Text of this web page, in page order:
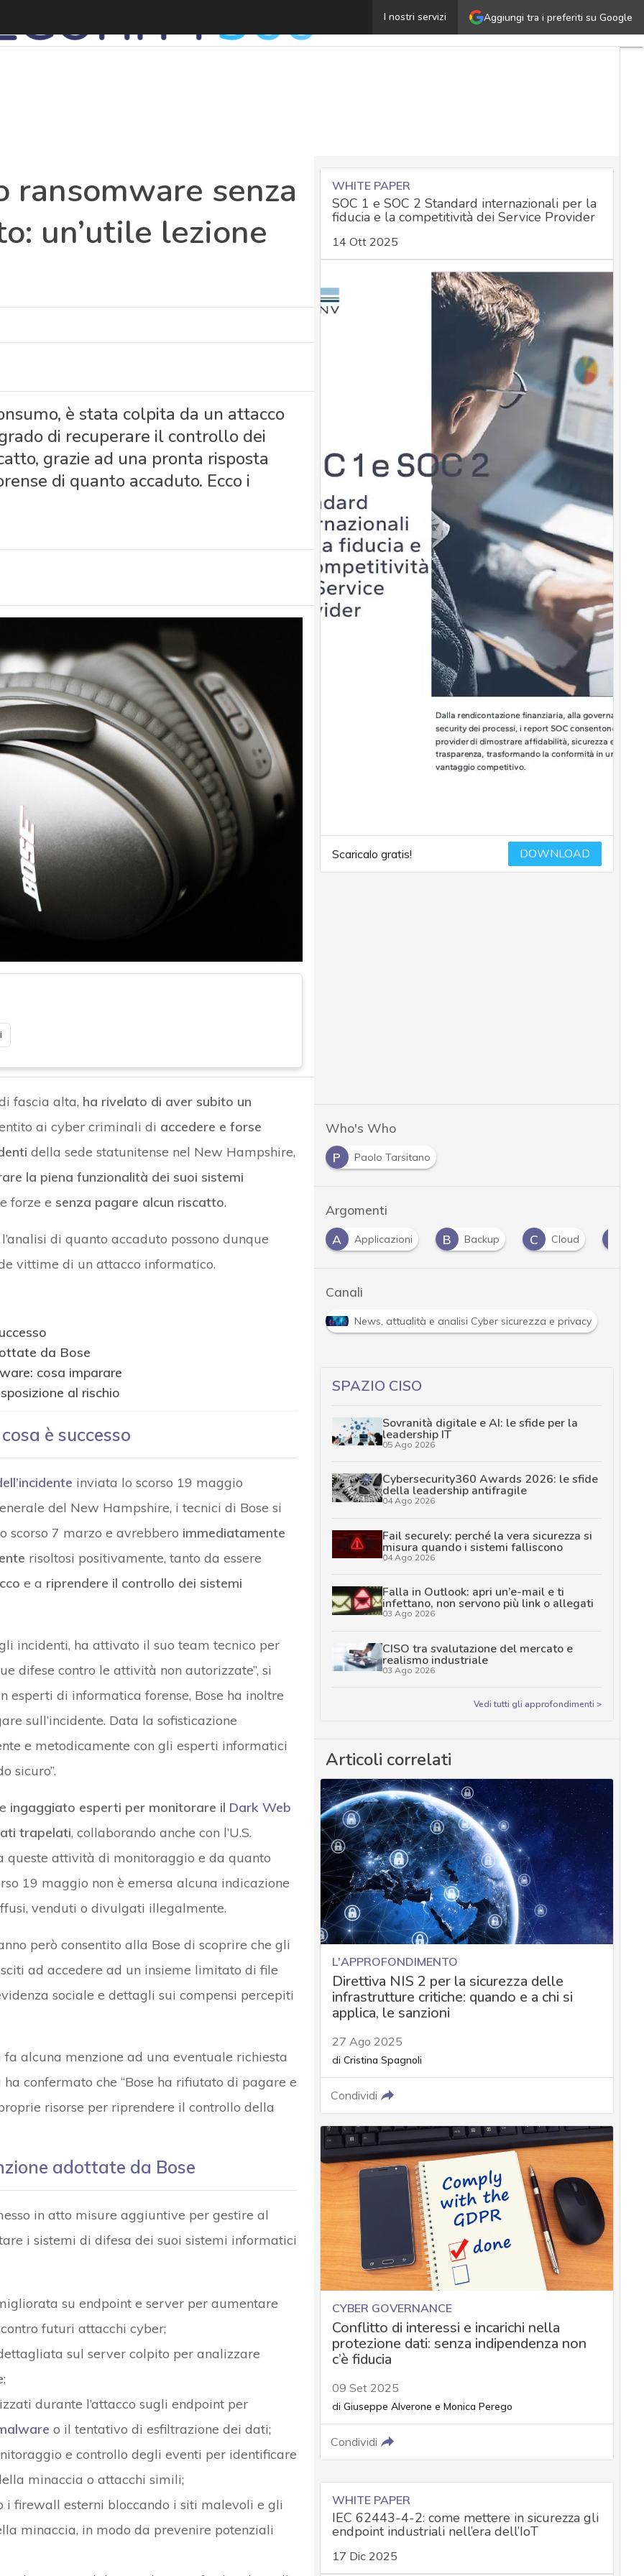
Aggiungi tra i preferiti su Google
I nostri servizi
Bose sventa attacco ransomware senza pagare alcun
ransomware senza
un’utile lezione
è stata colpita da un attacco
di recuperare il controllo dei
grazie ad una pronta risposta
di quanto accaduto. Ecco i
fascia alta, ha rivelato di aver subito un
ai cyber criminali di accedere e forse
della sede statunitense nel New Hampshire,
la piena funzionalità dei suoi sistemi
forze e senza pagare alcun riscatto.
di quanto accaduto possono dunque
vittime di un attacco informatico.
da Bose
cosa imparare
al rischio
è successo
inviata lo scorso 19 maggio
del New Hampshire, i tecnici di Bose si
scorso 7 marzo e avrebbero immediatamente
risoltosi positivamente, tanto da essere
e a riprendere il controllo dei sistemi
incidenti, ha attivato il suo team tecnico per
difese contro le attività non autorizzate”, si
esperti di informatica forense, Bose ha inoltre
sull’incidente. Data la sofisticazione
e metodicamente con gli esperti informatici
sicuro”.
ingaggiato esperti per monitorare il Dark Web
trapelati, collaborando anche con l’U.S.
queste attività di monitoraggio e da quanto
19 maggio non è emersa alcuna indicazione
venduti o divulgati illegalmente.
però consentito alla Bose di scoprire che gli
ad accedere ad un insieme limitato di file
sociale e dettagli sui compensi percepiti
fa alcuna menzione ad una eventuale richiesta
confermato che “Bose ha rifiutato di pagare e
risorse per riprendere il controllo della
adottate da Bose
in atto misure aggiuntive per gestire al
i sistemi di difesa dei suoi sistemi informatici
su endpoint e server per aumentare
futuri attacchi cyber;
sul server colpito per analizzare
durante l’attacco sugli endpoint per
o il tentativo di esfiltrazione dei dati;
e controllo degli eventi per identificare
minaccia o attacchi simili;
i firewall esterni bloccando i siti malevoli e gli
minaccia, in modo da prevenire potenziali
WHITE PAPER
SOC 1 e SOC 2 Standard internazionali per la
fiducia e la competitività dei Service Provider
14 Ott 2025
Scaricalo gratis! DOWNLOAD
Who's Who
P
Paolo Tarsitano
Argomenti
A
antivirus A Applicazioni B Backup C Cloud
Canali
News, attualità e analisi Cyber sicurezza e privacy
SPAZIO CISO
Sovranità digitale e AI: le sfide per la
leadership IT
05 Ago 2026
Cybersecurity360 Awards 2026: le sfide
della leadership antifragile
04 Ago 2026
Fail securely: perché la vera sicurezza si
misura quando i sistemi falliscono
04 Ago 2026
Falla in Outlook: apri un’e-mail e ti
infettano, non servono più link o allegati
03 Ago 2026
CISO tra svalutazione del mercato e
realismo industriale
03 Ago 2026
Vedi tutti gli approfondimenti >
Articoli correlati
L'APPROFONDIMENTO
Direttiva NIS 2 per la sicurezza delle
infrastrutture critiche: quando e a chi si
applica, le sanzioni
27 Ago 2025
di Cristina Spagnoli
Condividi
CYBER GOVERNANCE
Conflitto di interessi e incarichi nella
protezione dati: senza indipendenza non
c’è fiducia
09 Set 2025
di Giuseppe Alverone e Monica Perego
Condividi
WHITE PAPER
IEC 62443-4-2: come mettere in sicurezza gli
endpoint industriali nell’era dell’IoT
17 Dic 2025